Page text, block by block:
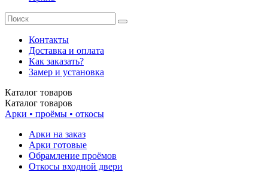
Контакты
Доставка и оплата
Как заказать?
Замер и установка
Каталог товаров
Каталог товаров
Арки • проёмы • откосы
Арки на заказ
Арки готовые
Обрамление проёмов
Откосы входной двери